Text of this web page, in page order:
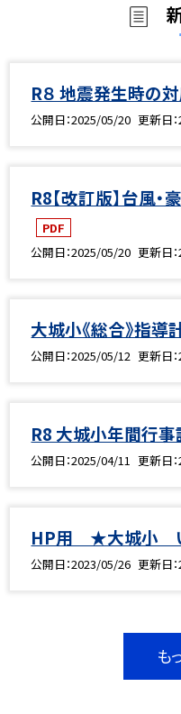
R８ 地震発生時の
公開日 2025/05/20 更新日
R8【改訂版】台風
PDF
公開日 2025/05/20 更新日
大城小《総合》指導
公開日 2025/05/12 更新日
R8 大城小年間行事
公開日 2025/04/11 更新日
HP用 ★大城小
公開日 2023/05/26 更新日
も